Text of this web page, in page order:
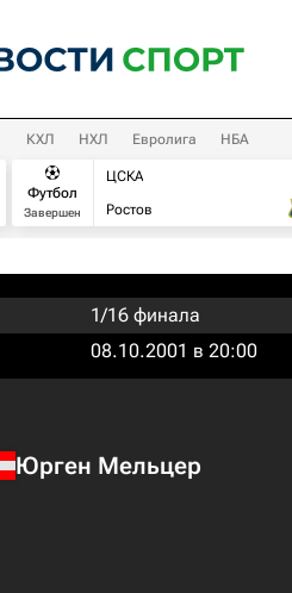
КХЛ НХЛ Евролига НБА
Футбол
Завершен
ЦСКА
Ростов
1/16 финала
08.10.2001 в 20:00
Юрген Мельцер